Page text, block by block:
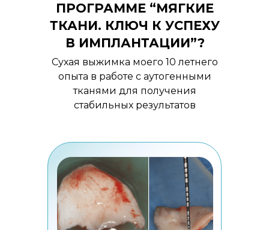
Сухая выжимка моего 10 летнего
опыта в работе с аутогенными
тканями для получения
стабильных результатов
ПРОГРАММЕ “МЯГКИЕ
ТКАНИ. КЛЮЧ К УСПЕХУ
В ИМПЛАНТАЦИИ”?